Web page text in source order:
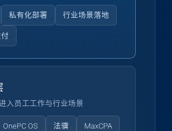
入员工工作与行业场景
OnePC OS 法骥 MaxCPA
私有化部署 行业场景落地